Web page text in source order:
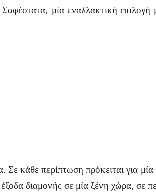
μία εναλλακτική επιλογή
κάθε περίπτωση πρόκειται για
διαμονής σε μία ξένη χώρα, σε